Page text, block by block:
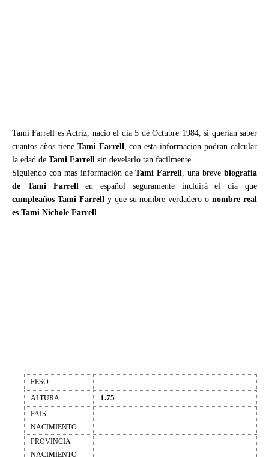
Tami Farrell es Actriz, nacio el dia 5 de Octubre 1984, si querian saber
cuantos años tiene Tami Farrell, con esta informacion podran calcular
la edad de Tami Farrell sin develarlo tan facilmente
Siguiendo con mas información deTami Farrell, una brevebiografia
de Tami Farrellen español seguramente incluirá el dia que
cumpleaños Tami Farrelly que su nombre verdadero onombre real
es Tami Nichole Farrell
PESO
ALTURA
1.75
PAIS
NACIMIENTO
PROVINCIA
NACIMIENTO